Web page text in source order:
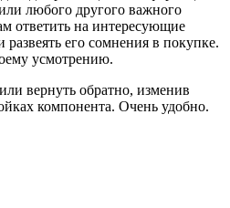
любого другого важного
ответить на интересующие
его сомнения в покупке.
усмотрению.
вернуть обратно, изменив
компонента. Очень удобно.